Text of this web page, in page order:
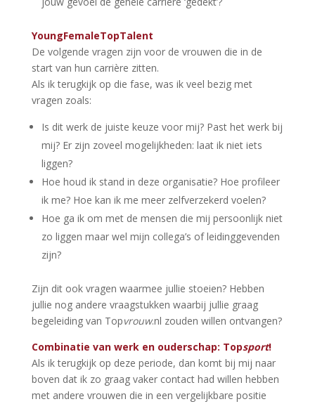
YoungFemaleTopTalent
De volgende vragen zijn voor de vrouwen die in de
start van hun carrière zitten.
Als ik terugkijk op die fase, was ik veel bezig met
vragen zoals:
Is dit werk de juiste keuze voor mij? Past het werk bij
mij? Er zijn zoveel mogelijkheden: laat ik niet iets
liggen?
Hoe houd ik stand in deze organisatie? Hoe profileer
ik me? Hoe kan ik me meer zelfverzekerd voelen?
Hoe ga ik om met de mensen die mij persoonlijk niet
zo liggen maar wel mijn collega’s of leidinggevenden
zijn?
Zijn dit ook vragen waarmee jullie stoeien? Hebben
jullie nog andere vraagstukken waarbij jullie graag
begeleiding van Topvrouw.nl zouden willen ontvangen?
Combinatie van werk en ouderschap: Topsport!
Als ik terugkijk op deze periode, dan komt bij mij naar
boven dat ik zo graag vaker contact had willen hebben
met andere vrouwen die in een vergelijkbare positie